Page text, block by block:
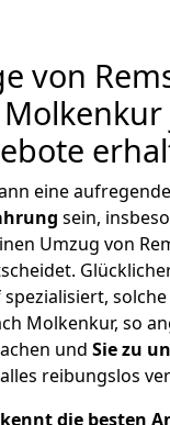
von
eine
sein,
Umzug von
Molkenkur, so
und Sie zu
reibungslos
die besten